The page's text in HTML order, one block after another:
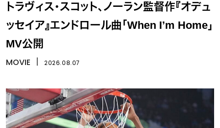
トラヴィス・スコット、ノーラン監督作『オデュ
ッセイア』エンドロール曲「When I’m Home」
MV公開
MOVIE 2026.08.07